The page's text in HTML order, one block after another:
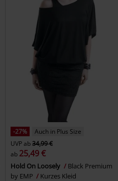
-27%
Auch in Plus Size
UVPab34,99 €
ab 25,49 €
Hold On Loosely
Black Premium
by EMP
Kurzes Kleid